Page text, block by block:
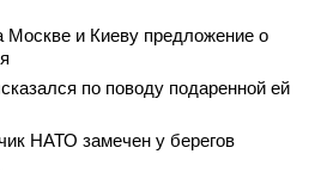
сданного «Сказочного леса» пайщики ЖК
от компании Capital Group начала
(изображение сгенерировано ИИ)